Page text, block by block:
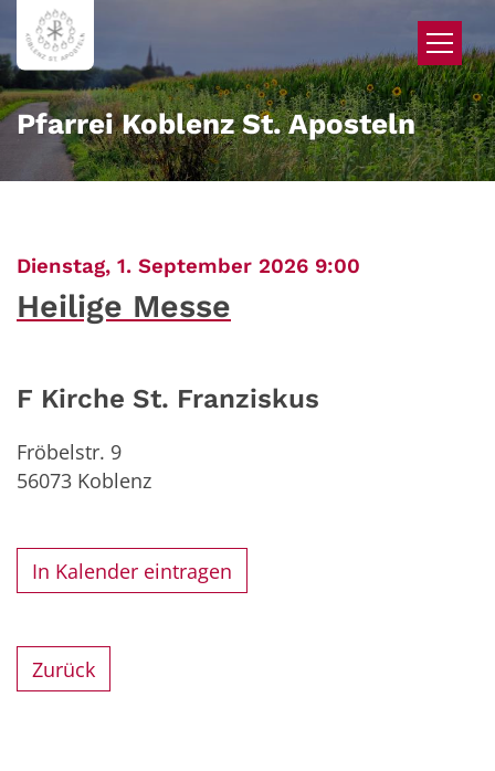
Zum Inhalt springen
Pfarrei Koblenz St. Aposteln
Dienstag, 1. September 2026 9:00
Heilige Messe
F Kirche St. Franziskus
Fröbelstr. 9
56073 Koblenz
In Kalender eintragen
Zurück